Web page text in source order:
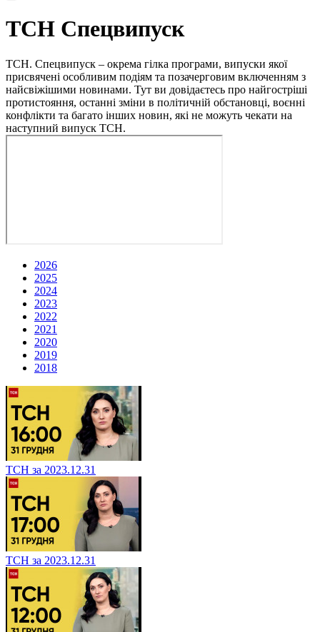
ТСН Спецвипуск
ТСН. Спецвипуск – окрема гілка програми, випуски якої
присвячені особливим подіям та позачерговим включенням з
найсвіжішими новинами. Тут ви довідаєтесь про найгостріші
протистояння, останні зміни в політичній обстановці, воєнні
конфлікти та багато інших новин, які не можуть чекати на
наступний випуск ТСН.
2026
2025
2024
2023
2022
2021
2020
2019
2018
ТСН за 2023.12.31
ТСН за 2023.12.31